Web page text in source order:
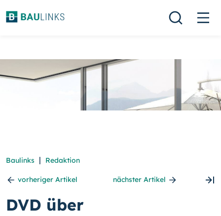
Baulinks | Redaktion
vorheriger Artikel nächster Artikel
DVD über